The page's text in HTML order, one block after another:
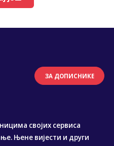
ЗА ДОПИСНИКЕ
својих сервиса
Њене вијести и други